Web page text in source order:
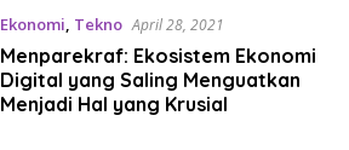
Ekonomi, Tekno April 28, 2021
Menparekraf: Ekosistem Ekonomi
Digital yang Saling Menguatkan
Menjadi Hal yang Krusial